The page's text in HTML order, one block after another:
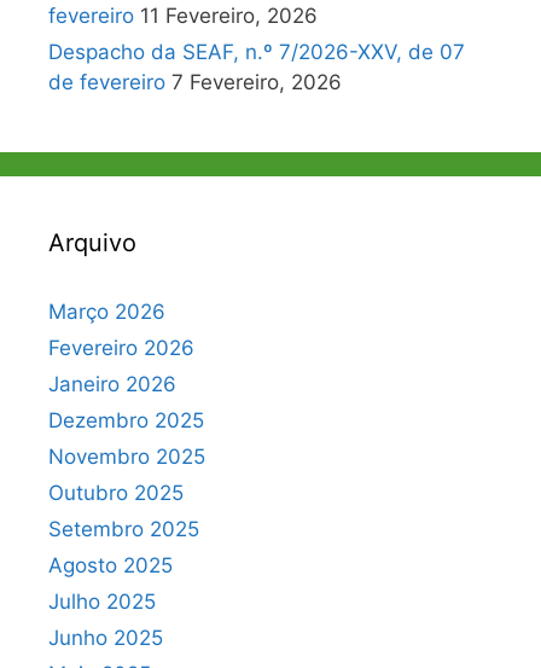
fevereiro 11 Fevereiro, 2026
Despacho da SEAF, n.º 7/2026-XXV, de 07
de fevereiro 7 Fevereiro, 2026
Arquivo
Março 2026
Fevereiro 2026
Janeiro 2026
Dezembro 2025
Novembro 2025
Outubro 2025
Setembro 2025
Agosto 2025
Julho 2025
Junho 2025